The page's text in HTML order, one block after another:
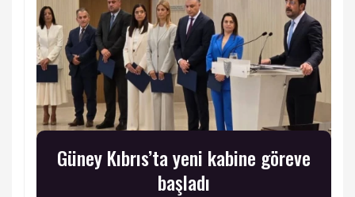
Güney Kıbrıs’ta yeni kabine göreve
başladı